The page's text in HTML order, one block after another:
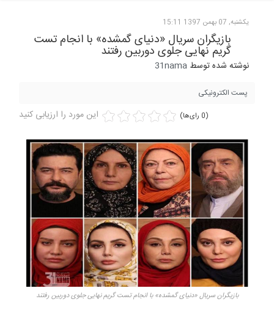
یکشنبه, 07 بهمن 1397 15:11
بازیگران سریال «دنیای گمشده» با انجام تست
گریم نهایی جلوی دوربین رفتند
نوشته شده توسط 31nama
پست الکترونیکی
این مورد را ارزیابی کنید (0 رای‌ها)
بازیگران سریال «دنیای گمشده» با انجام تست گریم نهایی جلوی دوربین رفتند